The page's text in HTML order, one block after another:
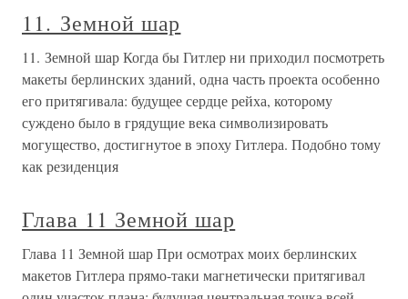
11. Земной шар
11. Земной шар Когда бы Гитлер ни приходил посмотреть
макеты берлинских зданий, одна часть проекта особенно
его притягивала: будущее сердце рейха, которому
суждено было в грядущие века символизировать
могущество, достигнутое в эпоху Гитлера. Подобно тому
как резиденция
Глава 11 Земной шар
Глава 11 Земной шар При осмотрах моих берлинских
макетов Гитлера прямо-таки магнетически притягивал